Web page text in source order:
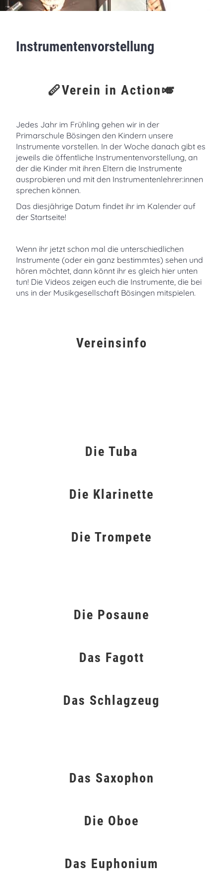
Instrumentenvorstellung
🪈Verein in Action🎺
Jedes Jahr im Frühling gehen wir in der
Primarschule Bösingen den Kindern unsere
Instrumente vorstellen. In der Woche danach gibt es
jeweils die öffentliche Instrumentenvorstellung, an
der die Kinder mit ihren Eltern die Instrumente
ausprobieren und mit den Instrumentenlehrer:innen
sprechen können.
Das diesjährige Datum findet ihr im Kalender auf
der Startseite!
Wenn ihr jetzt schon mal die unterschiedlichen
Instrumente (oder ein ganz bestimmtes) sehen und
hören möchtet, dann könnt ihr es gleich hier unten
tun! Die Videos zeigen euch die Instrumente, die bei
uns in der Musikgesellschaft Bösingen mitspielen.
Vereinsinfo
Die Tuba
Die Klarinette
Die Trompete
Die Posaune
Das Fagott
Das Schlagzeug
Das Saxophon
Die Oboe
Das Euphonium